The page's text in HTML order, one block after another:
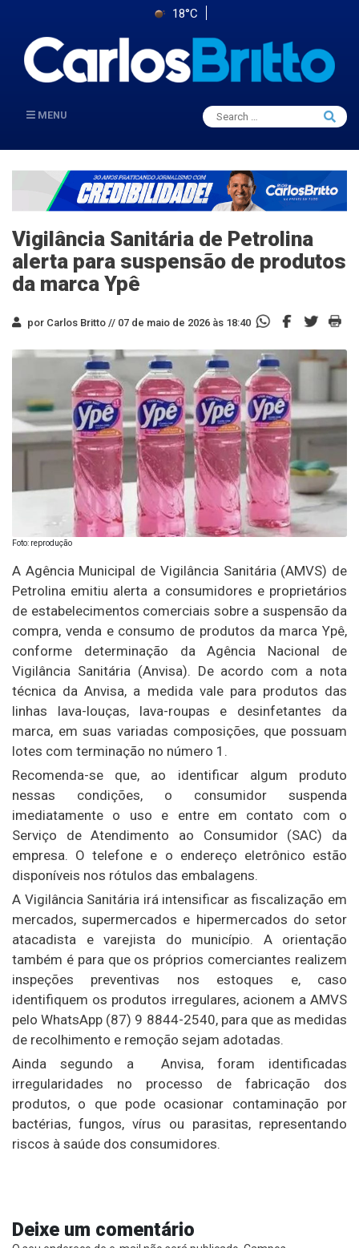
18°C
MENU
Search
for:
Search
Vigilância Sanitária de Petrolina
alerta para suspensão de produtos
da marca Ypê
por Carlos Britto // 07 de maio de 2026 às 18:40
Foto: reprodução
A Agência Municipal de Vigilância Sanitária (AMVS) de
Petrolina emitiu alerta a consumidores e proprietários
de estabelecimentos comerciais sobre a suspensão da
compra, venda e consumo de produtos da marca Ypê,
conforme determinação da Agência Nacional de
Vigilância Sanitária (Anvisa). De acordo com a nota
técnica da Anvisa, a medida vale para produtos das
linhas lava-louças, lava-roupas e desinfetantes da
marca, em suas variadas composições, que possuam
lotes com terminação no número 1.
Recomenda-se que, ao identificar algum produto
nessas condições, o consumidor suspenda
imediatamente o uso e entre em contato com o
Serviço de Atendimento ao Consumidor (SAC) da
empresa. O telefone e o endereço eletrônico estão
disponíveis nos rótulos das embalagens.
A Vigilância Sanitária irá intensificar as fiscalização em
mercados, supermercados e hipermercados do setor
atacadista e varejista do município. A orientação
também é para que os próprios comerciantes realizem
inspeções preventivas nos estoques e, caso
identifiquem os produtos irregulares, acionem a AMVS
pelo WhatsApp (87) 9 8844-2540, para que as medidas
de recolhimento e remoção sejam adotadas.
Ainda segundo a Anvisa, foram identificadas
irregularidades no processo de fabricação dos
produtos, o que pode ocasionar contaminação por
bactérias, fungos, vírus ou parasitas, representando
riscos à saúde dos consumidores.
Deixe um comentário